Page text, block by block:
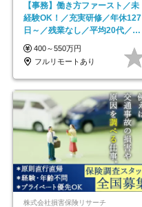
【事務】働き方ファースト／未
経験OK！／充実研修／年休127
日～／残業なし／平均20代／リ
モートOK
400～550万円
フルリモートあり
株式会社損害保険リサーチ